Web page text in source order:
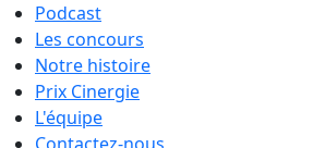
Podcast
Les concours
Notre histoire
Prix Cinergie
L'équipe